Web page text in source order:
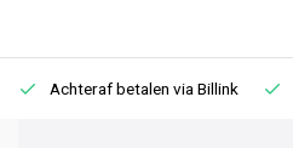
Achteraf betalen via Billink